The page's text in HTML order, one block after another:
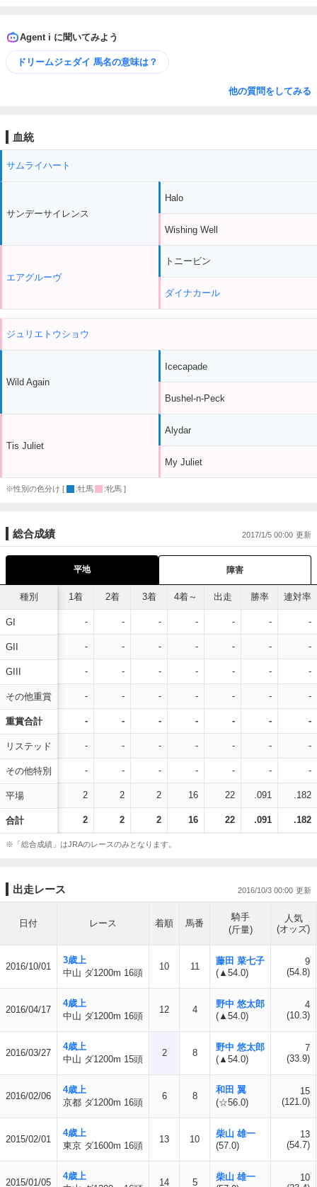
Agent i に聞いてみよう
ドリームジェダイ 馬名の意味は？
他の質問をしてみる
血統
サムライハート
サンデーサイレンス
エアグルーヴ
Halo
Wishing Well
トニービン
ダイナカール
ジュリエトウショウ
Wild Again
Tis Juliet
Icecapade
Bushel-n-Peck
Alydar
My Juliet
※性別の色分け [ :牡馬 :牝馬 ]
総合成績 2017/1/5 00:00
平地 障害
種別
GI
GII
GIII
その他重賞
重賞合計
リステッド
その他特別
平場
合計
1着 2着 3着 4着～ 出走 勝率 連対率
- - - - - - -
- - - - - - -
- - - - - - -
- - - - - - -
- - - - - - -
- - - - - - -
- - - - - - -
2 2 2 16 22 .091 .182
2 2 2 16 22 .091 .182
※「総合成績」はJRAのレースのみとなります。
出走レース 2016/10/3 00:00
日付 レース 着順 馬番
騎手
(斤量)
人気
(オッズ)
2016/10/01
3歳上
中山 ダ1200m 16頭
10 11
藤田 菜七子
(▲54.0)
9
(54.8)
2016/04/17
4歳上
中山 ダ1200m 16頭
12 4
野中 悠太郎
(▲54.0)
4
(10.3)
2016/03/27
4歳上
中山 ダ1200m 15頭
2 8
野中 悠太郎
(▲54.0)
7
(33.9)
2016/02/06
4歳上
京都 ダ1200m 16頭
6 8
和田 翼
(☆56.0)
15
(121.0)
2015/02/01
4歳上
東京 ダ1600m 16頭
13 10
柴山 雄一
(57.0)
13
(54.7)
2015/01/05
4歳上
14 5
柴山 雄一
10